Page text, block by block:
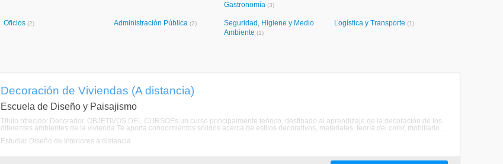
Gastronomía (3)
Oficios (2) Administración Pública (2)
Seguridad, Higiene y Medio
Ambiente (1)
Logística y Transporte (1)
Decoración de Viviendas (A distancia)
Escuela de Diseño y Paisajismo
Título ofrecido: Decorador. OBJETIVOS DEL CURSOEs un curso principalmente teórico, destinado al aprendizaje de la decoración de los
diferentes ambientes de la vivienda.Te aporta conocimientos sólidos acerca de estilos decorativos, materiales, teoría del color, mobiliario ...
Estudiar Diseño de Interiores a distancia